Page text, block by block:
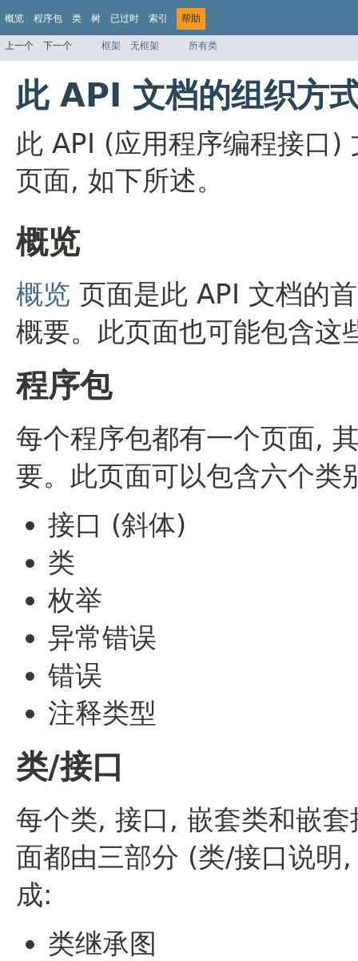
概览 程序包 类 树 已过时 索引 帮助
上一个 下一个 框架 无框架 所有类
此 API 文档的组织方
此 API (应用程序编程接口)
页面, 如下所述。
概览
概览 页面是此 API 文档的
概要。此页面也可能包含这
程序包
每个程序包都有一个页面,
要。此页面可以包含六个类
接口 (斜体)
类
枚举
异常错误
错误
注释类型
类/接口
每个类, 接口, 嵌套类和嵌
面都由三部分 (类/接口说明
成:
类继承图